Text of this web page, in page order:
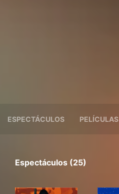
ESPECTÁCULOS PELÍCULAS
Espectáculos (25)